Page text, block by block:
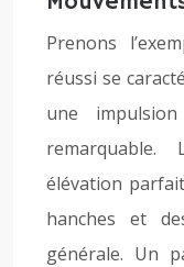
Prenons
réussi se
une
élévation
hanches et
générale. Un